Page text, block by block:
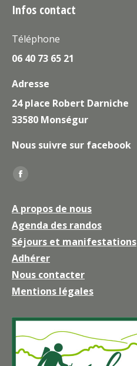
Infos contact
Téléphone
06 40 73 65 21
Adresse
24 place Robert Darniche
33580 Monségur
Nous suivre sur facebook
Trouvez nous sur :
La
Facebook
s'ouvre
dans
une
nouvelle
fenêtre
A propos de nous
Agenda des randos
Séjours et manifestations
Adhérer
Nous contacter
Mentions légales